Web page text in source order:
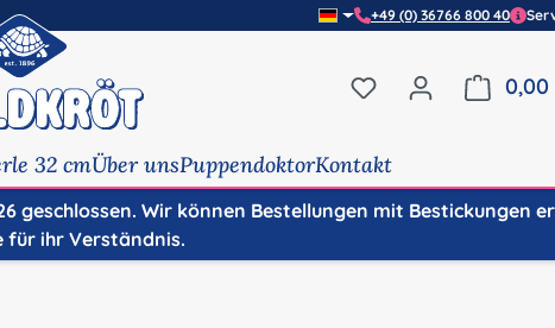
+49 (0) 36766 800 40
Du hast 0 Produkte
0,00
32 cmÜber unsPuppendoktorKontakt
geschlossen. Wir können Bestellungen mit Bestickungen
für ihr Verständnis.